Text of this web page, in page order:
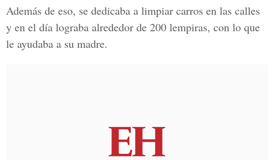
Además de eso, se dedicaba a limpiar carros en las calles
y en el día lograba alrededor de 200 lempiras, con lo que
le ayudaba a su madre.